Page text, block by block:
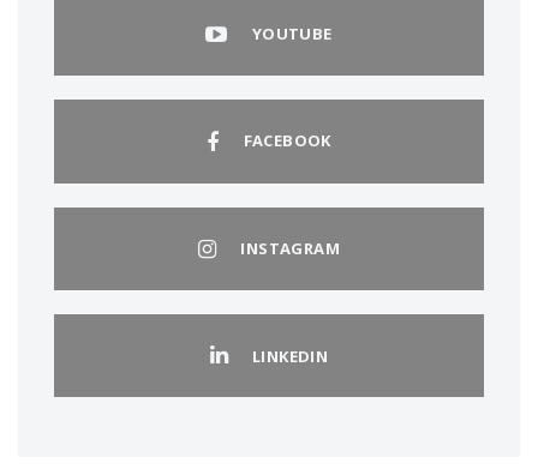
YOUTUBE
FACEBOOK
INSTAGRAM
LINKEDIN